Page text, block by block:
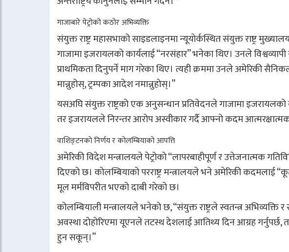
गाजाबारे पेट्रोको कठोर अभिव्यक्ति
संयुक्त राष्ट्र महासभाको साइडलाइनमा न्यूयोर्कस्थित संयुक्त राष्ट्र
गाजामा इजरायलको कार्यलाई “नरसंहार” भनेका थिए। उनले
प्राथमिकता दिनुपर्ने माग गरेका थिए। त्यही क्रममा उनले अमेरिकी
मान्नुहोस्, ट्रम्पका आदेश नमान्नुहोस्।”
यसअघि संयुक्त राष्ट्रको एक अनुसन्धान प्रतिवेदनले गाजामा
तर इजरायलले निरन्तर आरोप अस्वीकार गर्दै आफ्नो कदम
वाशिङ्टनको निर्णय र कोलम्बियाको आपत्ति
अमेरिकी विदेश मन्त्रालयले पेट्रोको “लापरबाहीपूर्ण र उत्तेजनात्मक
दिएको छ। कोलम्बियाको परराष्ट्र मन्त्रालयले भने अमेरिकी कदमलाई
मूल मर्मविपरीत भएको दाबी गरेको छ।
कोलम्बियाली मन्त्रालयले भनेको छ, “संयुक्त राष्ट्रले स्वतन्त्र अभिव्यक्ति र
अवस्था दोहोरिएमा यूएनले तटस्थ देशलाई आतिथ्य दिन आग्रह गर्नुपर्छ,
हुन सकून्।”